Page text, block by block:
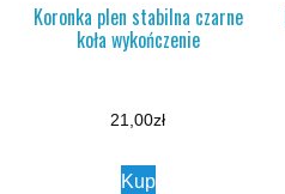
Koronka plen stabilna czarne
koła wykończenie
21,00zł
Kup